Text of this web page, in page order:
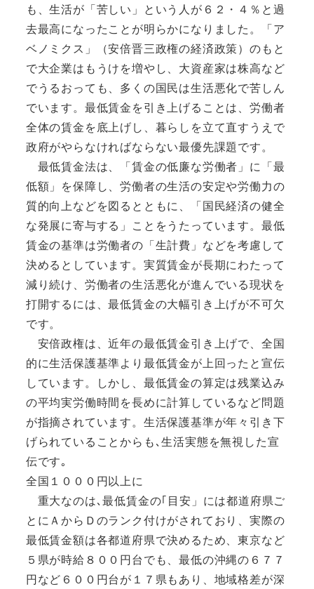
も、生活が「苦しい」という人が６２・４％と過
去最高になったことが明らかになりました。「ア
ベノミクス」（安倍晋三政権の経済政策）のもと
で大企業はもうけを増やし、大資産家は株高など
でうるおっても、多くの国民は生活悪化で苦しん
でいます。最低賃金を引き上げることは、労働者
全体の賃金を底上げし、暮らしを立て直すうえで
政府がやらなければならない最優先課題です。
最低賃金法は、「賃金の低廉な労働者」に「最
低額」を保障し、労働者の生活の安定や労働力の
質的向上などを図るとともに、「国民経済の健全
な発展に寄与する」ことをうたっています。最低
賃金の基準は労働者の「生計費」などを考慮して
決めるとしています。実質賃金が長期にわたって
減り続け、労働者の生活悪化が進んでいる現状を
打開するには、最低賃金の大幅引き上げが不可欠
です。
安倍政権は、近年の最低賃金引き上げで、全国
的に生活保護基準より最低賃金が上回ったと宣伝
しています。しかし、最低賃金の算定は残業込み
の平均実労働時間を長めに計算しているなど問題
が指摘されています。生活保護基準が年々引き下
げられていることからも､生活実態を無視した宣
伝です｡
全国１０００円以上に
重大なのは､最低賃金の｢目安」には都道府県ご
とにＡからＤのランク付けがされており、実際の
最低賃金額は各都道府県で決めるため、東京など
５県が時給８００円台でも、最低の沖縄の６７７
円など６００円台が１７県もあり、地域格差が深